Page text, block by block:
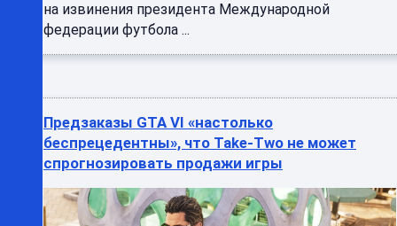
на извинения президента Международной
федерации футбола ...
Предзаказы GTA VI «настолько
беспрецедентны», что Take-Two не может
спрогнозировать продажи игры